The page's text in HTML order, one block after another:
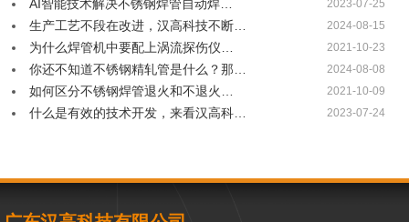
AI智能技术解决不锈钢焊管自动焊… 2023-07-25
生产工艺不段在改进，汉高科技不断… 2024-08-15
为什么焊管机中要配上涡流探伤仪… 2021-10-23
你还不知道不锈钢精轧管是什么？那… 2024-08-08
如何区分不锈钢焊管退火和不退火… 2021-10-09
什么是有效的技术开发，来看汉高科… 2023-07-24